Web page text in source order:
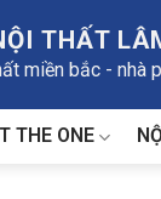
THẤT
miền bắc - nhà
THE ONE